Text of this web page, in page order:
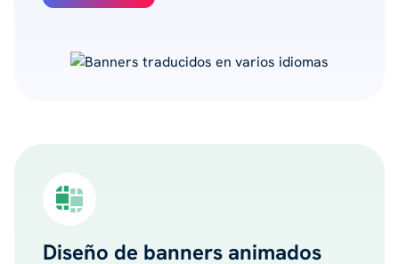
Diseño de banners animados